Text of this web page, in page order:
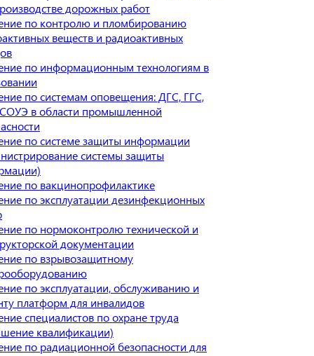
дорожных работ
по контролю и пломбированию
веществ и радиоактивных
по информационным технологиям в
по системам оповещения: ДГС, ГГС,
в области промышленной
по системе защиты информации
системы защиты
по вакцинопрофилактике
по эксплуатации дезинфекционных
по нормоконтролю технической и
документации
по взрывозащитному
по эксплуатации, обслуживанию и
платформ для инвалидов
специалистов по охране труда
квалификации)
по радиационной безопасности для